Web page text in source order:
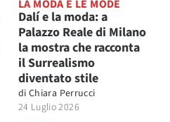
LA MODA E LE MODE
Dalí e la moda: a
Palazzo Reale di Milano
la mostra che racconta
il Surrealismo
diventato stile
di Chiara Perrucci
24 Luglio 2026